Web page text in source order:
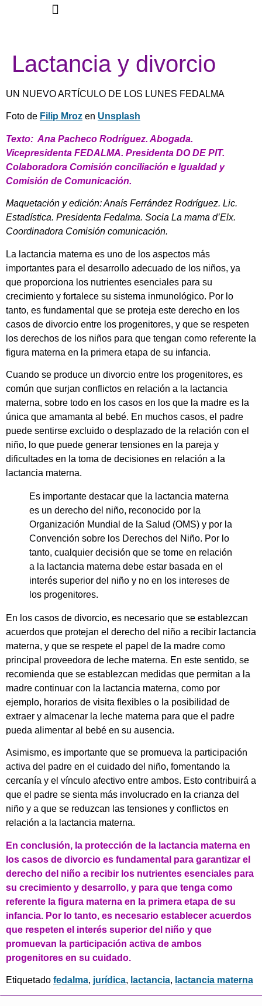
Lactancia y divorcio
UN NUEVO ARTÍCULO DE LOS LUNES FEDALMA
Foto de Filip Mroz en Unsplash
Texto: Ana Pacheco Rodríguez. Abogada.
Vicepresidenta FEDALMA. Presidenta DO DE PIT.
Colaboradora Comisión conciliación e Igualdad y
Comisión de Comunicación.
Maquetación y edición: Anaís Ferrández Rodríguez. Lic.
Estadística. Presidenta Fedalma. Socia La mama d’Elx.
Coordinadora Comisión comunicación.
La lactancia materna es uno de los aspectos más
importantes para el desarrollo adecuado de los niños, ya
que proporciona los nutrientes esenciales para su
crecimiento y fortalece su sistema inmunológico. Por lo
tanto, es fundamental que se proteja este derecho en los
casos de divorcio entre los progenitores, y que se respeten
los derechos de los niños para que tengan como referente la
figura materna en la primera etapa de su infancia.
Cuando se produce un divorcio entre los progenitores, es
común que surjan conflictos en relación a la lactancia
materna, sobre todo en los casos en los que la madre es la
única que amamanta al bebé. En muchos casos, el padre
puede sentirse excluido o desplazado de la relación con el
niño, lo que puede generar tensiones en la pareja y
dificultades en la toma de decisiones en relación a la
lactancia materna.
Es importante destacar que la lactancia materna
es un derecho del niño, reconocido por la
Organización Mundial de la Salud (OMS) y por la
Convención sobre los Derechos del Niño. Por lo
tanto, cualquier decisión que se tome en relación
a la lactancia materna debe estar basada en el
interés superior del niño y no en los intereses de
los progenitores.
En los casos de divorcio, es necesario que se establezcan
acuerdos que protejan el derecho del niño a recibir lactancia
materna, y que se respete el papel de la madre como
principal proveedora de leche materna. En este sentido, se
recomienda que se establezcan medidas que permitan a la
madre continuar con la lactancia materna, como por
ejemplo, horarios de visita flexibles o la posibilidad de
extraer y almacenar la leche materna para que el padre
pueda alimentar al bebé en su ausencia.
Asimismo, es importante que se promueva la participación
activa del padre en el cuidado del niño, fomentando la
cercanía y el vínculo afectivo entre ambos. Esto contribuirá a
que el padre se sienta más involucrado en la crianza del
niño y a que se reduzcan las tensiones y conflictos en
relación a la lactancia materna.
En conclusión, la protección de la lactancia materna en
los casos de divorcio es fundamental para garantizar el
derecho del niño a recibir los nutrientes esenciales para
su crecimiento y desarrollo, y para que tenga como
referente la figura materna en la primera etapa de su
infancia. Por lo tanto, es necesario establecer acuerdos
que respeten el interés superior del niño y que
promuevan la participación activa de ambos
progenitores en su cuidado.
Etiquetado fedalma, jurídica, lactancia, lactancia materna